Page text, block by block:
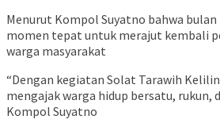
Menurut Kompol Suyatno bahwa
momen tepat untuk merajut kembali
warga masyarakat
“Dengan kegiatan Solat Tarawih
mengajak warga hidup bersatu, rukun,
Kompol Suyatno